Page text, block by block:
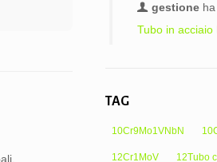
gestioneha
Tubo in acciaio
TAG
10Cr9Mo1VNbN
12Cr1MoV 12Tubo